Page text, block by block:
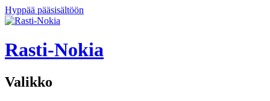
Hyppää pääsisältöön
Rasti-Nokia
Valikko